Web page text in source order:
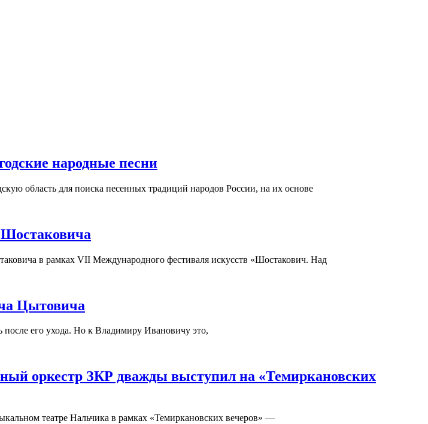
народные песни
область для поиска песенных традиций народов России, на их основе
в рамках VII Международного фестиваля искусств «Шостакович. Над
Цытовича
его ухода. Но к Владимиру Ивановичу это,
оркестр ЗКР дважды выступил на «Темиркановских
театре Нальчика в рамках «Темиркановских вечеров» —